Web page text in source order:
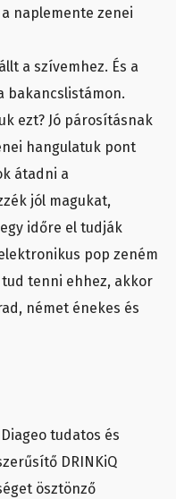
naplemente zenei
a szívemhez. És a
bakancslistámon.
ezt? Jó párosításnak
hangulatuk pont
átadni a
jól magukat,
időre el tudják
pop zeném
tud tenni ehhez, akkor
német énekes és
tudatos és
DRINKiQ
ösztönző